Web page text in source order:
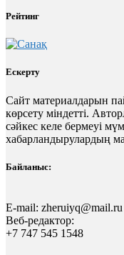
Рейтинг
Ескерту
Сайт материалдарын
көрсету міндетті.
сәйкес келе бермеуі
хабарландырулардың
Байланыс:
E-mail: zheruiyq@mail.ru
Веб-редактор:
+7 747 545 1548